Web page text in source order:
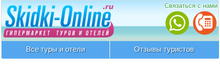
Связаться с нами
Все туры и отели Отзывы туристов